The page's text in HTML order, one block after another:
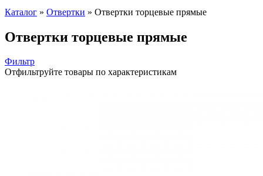
Каталог » Отвертки » Отвертки торцевые прямые
Отвертки торцевые прямые
Фильтр
Отфильтруйте товары по характеристикам